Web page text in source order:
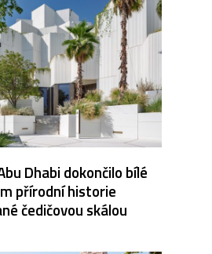
Dhabi dokončilo bílé
přírodní historie
čedičovou skálou